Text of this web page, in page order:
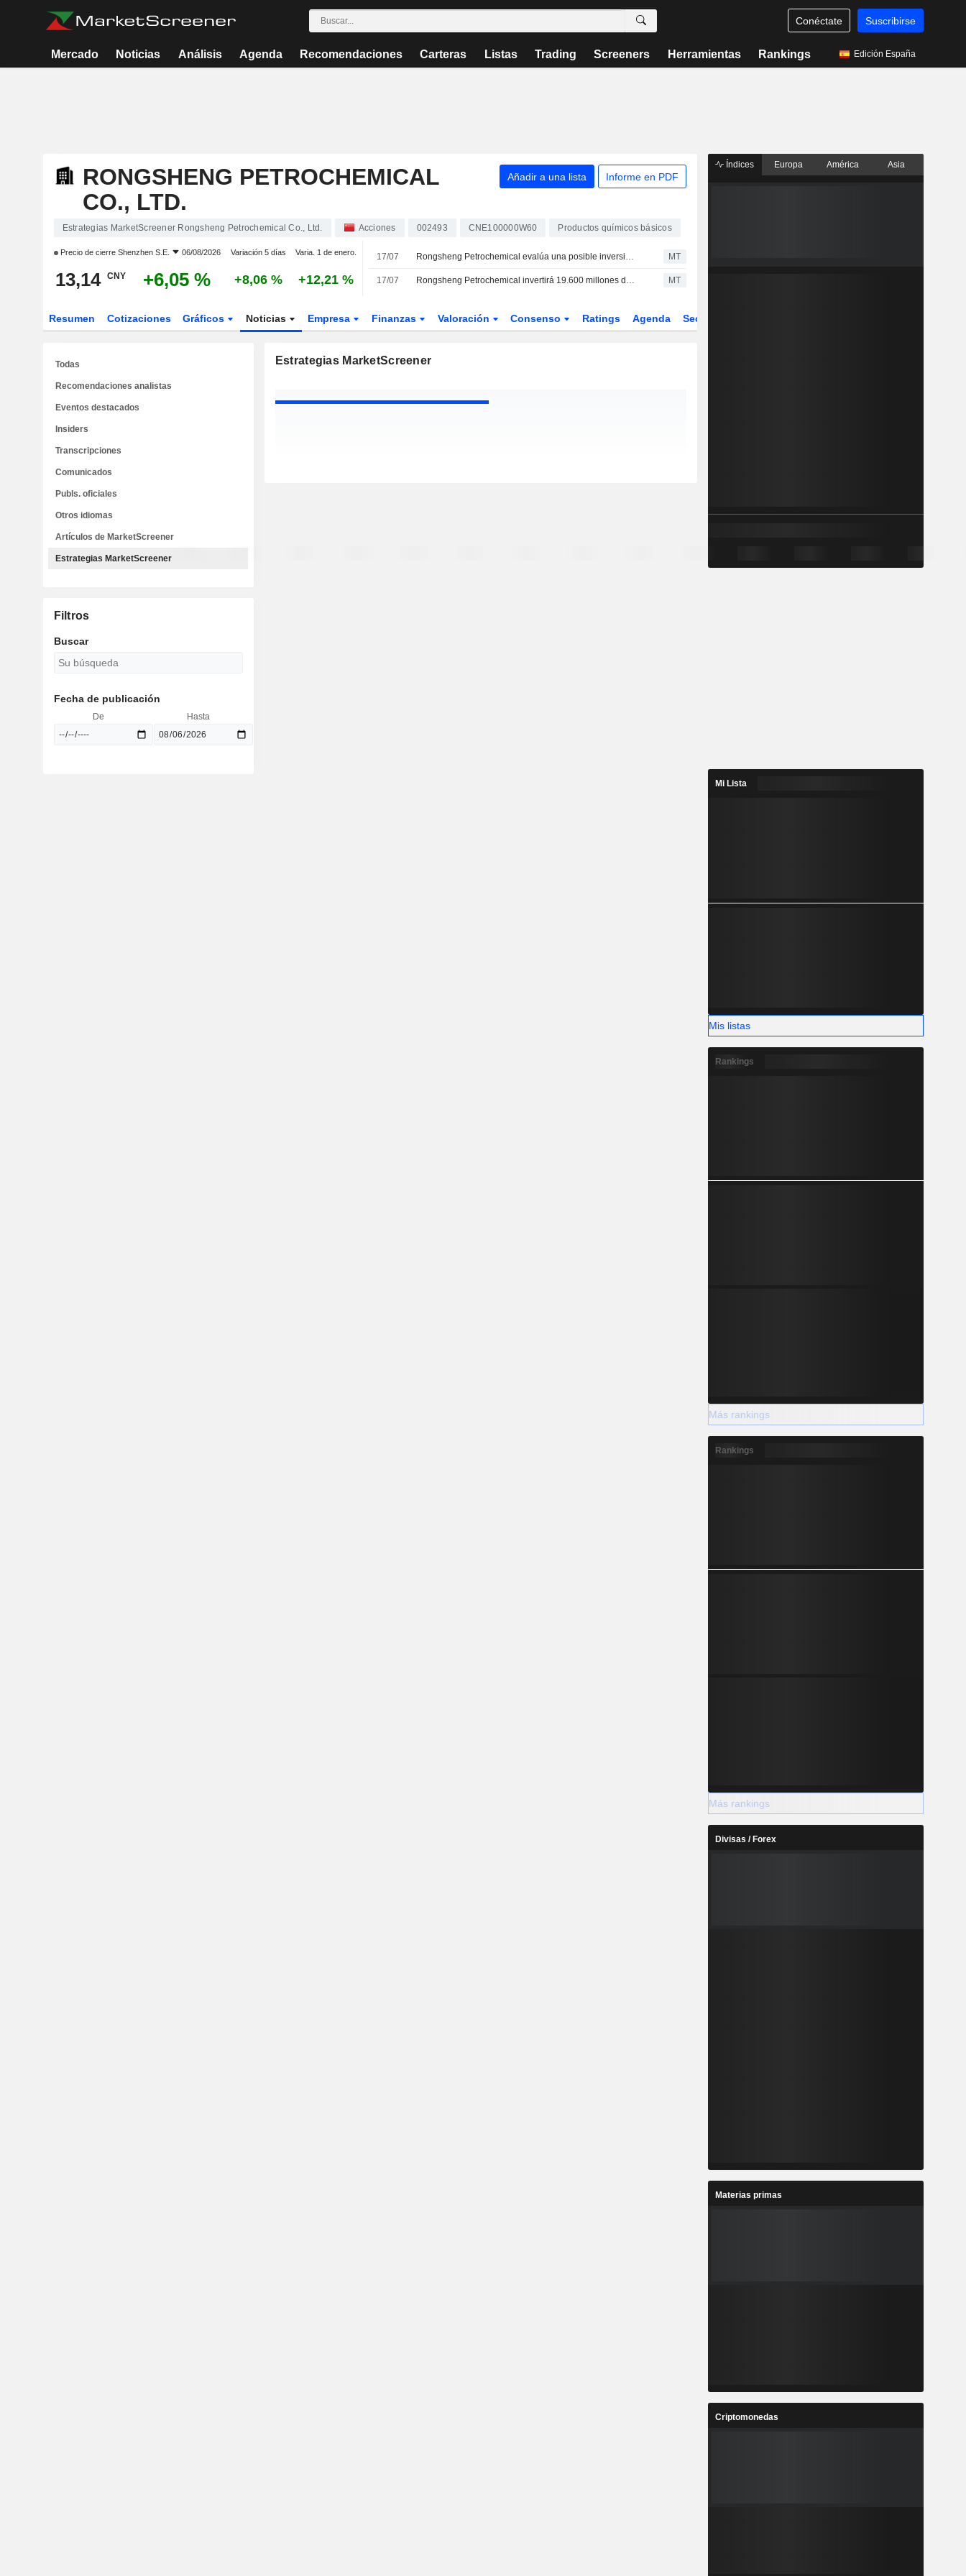
Conéctate Suscribirse
Mercado Noticias Análisis Agenda Recomendaciones Carteras Listas Trading Screeners Herramientas Rankings Edición España
RONGSHENG PETROCHEMICAL
CO., LTD.
Añadir a una lista Informe en PDF
Estrategias MarketScreener Rongsheng Petrochemical Co., Ltd. Acciones 002493 CNE100000W60 Productos químicos básicos
Precio de cierre Shenzhen S.E. 06/08/2026 Variación 5 días Varia. 1 de enero.
13,14 CNY +6,05 % +8,06 % +12,21 %
17/07 Rongsheng Petrochemical evalúa una posible inversión de la filial de Aramco en un proyecto de nuevos materiales; sus acciones suben un 3% MT
17/07 Rongsheng Petrochemical invertirá 19.600 millones de yuanes en un proyecto de modernización MT
Resumen Cotizaciones Gráficos Noticias Empresa Finanzas Valoración Consenso Ratings Agenda Sector
Estrategias MarketScreener
Todas
Recomendaciones analistas
Eventos destacados
Insiders
Transcripciones
Comunicados
Publs. oficiales
Otros idiomas
Artículos de MarketScreener
Estrategias MarketScreener
Filtros
Buscar
Fecha de publicación
De Hasta
Índices Europa América Asia
Mi Lista
Mis listas
Rankings
Más rankings
Rankings
Más rankings
Divisas / Forex
Materias primas
Criptomonedas